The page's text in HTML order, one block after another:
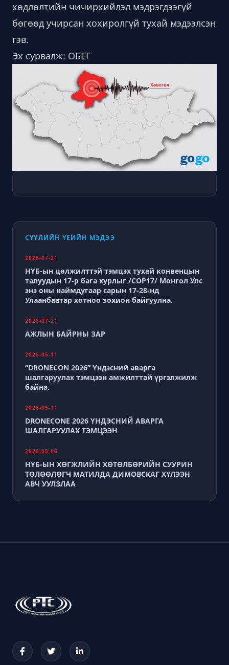
хөдлөлтийн чичирхийлэл мэдрэгдээгүй
бөгөөд учирсан хохиролгүй тухай мэдээлсэн
гэв.
Эх сурвалж: ОБЕГ
СҮҮЛИЙН ҮЕИЙН МЭДЭЭ
2026-07-21
НҮБ-ын цөлжилттэй тэмцэх тухай конвенцын
талуудын 17-р бага хурлыг /СОР17/ Монгол Улс
энэ оны наймдугаар сарын 17-28-нд
Улаанбаатар хотноо зохион байгуулна.
2026-07-21
АЖЛЫН БАЙРНЫ ЗАР
2026-05-11
“DRONECON 2026” Үндэсний аварга
шалгаруулах тэмцээн амжилттай үргэлжилж
байна.
2026-05-11
DRONECONE 2026 ҮНДЭСНИЙ АВАРГА
ШАЛГАРУУЛАХ ТЭМЦЭЭН
2026-05-06
НҮБ-ЫН ХӨГЖЛИЙН ХӨТӨЛБӨРИЙН СУУРИН
ТӨЛӨӨЛӨГЧ МАТИЛДА ДИМОВСКАГ ХҮЛЭЭН
АВЧ УУЛЗЛАА